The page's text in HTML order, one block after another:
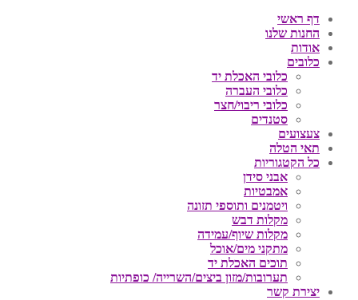
דף ראשי
החנות שלנו
אודות
כלובים
כלובי האכלת יד
כלובי העברה
כלובי ריבוי/חצר
סטנדים
צעצועים
תאי הטלה
כל הקטגוריות
אבני סידן
אמבטיות
ויטמנים ותוספי תזונה
מקלות דבש
מקלות שיוף/עמידה
מתקני מים/אוכל
תוכים האכלת יד
תערובות/מזון ביצים/השרייה/ כופתיות
יצירת קשר